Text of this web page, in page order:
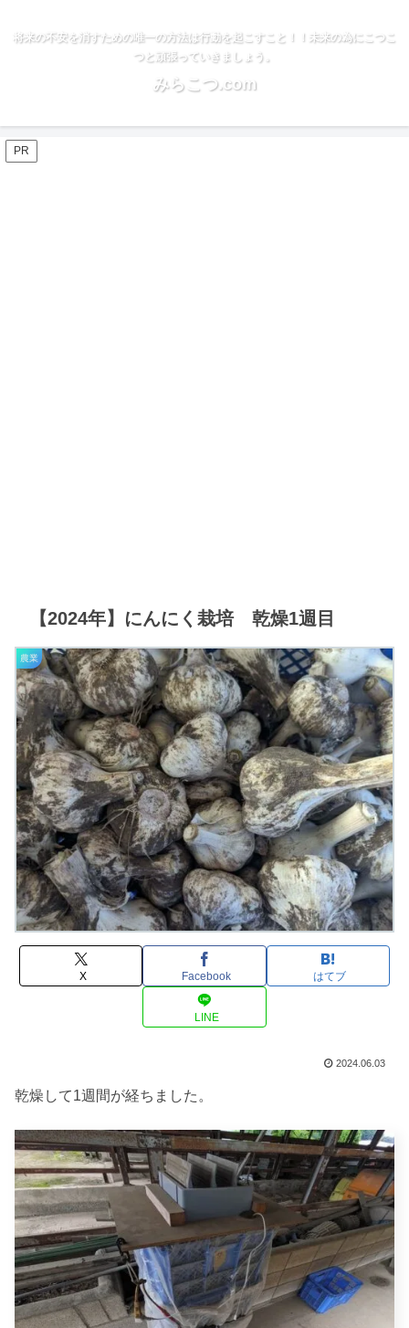
将来の不安を消すための唯一の方法は行動を起こすこと！！未来の為にこつこ
つと頑張っていきましょう。
みらこつ.com
PR
【2024年】にんにく栽培 乾燥1週目
農業
X Facebook はてブ
LINE
2024.06.03
乾燥して1週間が経ちました。